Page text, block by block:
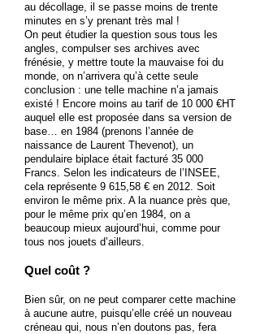
au décollage, il se passe moins de trente
minutes en s’y prenant très mal !
On peut étudier la question sous tous les
angles, compulser ses archives avec
frénésie, y mettre toute la mauvaise foi du
monde, on n’arrivera qu’à cette seule
conclusion : une telle machine n’a jamais
existé ! Encore moins au tarif de 10 000 €HT
auquel elle est proposée dans sa version de
base… en 1984 (prenons l’année de
naissance de Laurent Thevenot), un
pendulaire biplace était facturé 35 000
Francs. Selon les indicateurs de l’INSEE,
cela représente 9 615,58 € en 2012. Soit
environ le même prix. A la nuance près que,
pour le même prix qu’en 1984, on a
beaucoup mieux aujourd’hui, comme pour
tous nos jouets d’ailleurs.
Quel coût ?
Bien sûr, on ne peut comparer cette machine
à aucune autre, puisqu’elle créé un nouveau
créneau qui, nous n’en doutons pas, fera